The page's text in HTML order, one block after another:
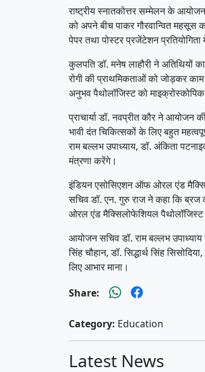
राष्ट्रीय स्नातकोत्तर सम्मेलन के
को अपने बीच पाकर गौरवान्वित महसूस
पेपर तथा पोस्टर प्रजेंटेशन
कुलपति डॉ. मनेष लाहौरी ने अतिथियों
रोगी की प्राथमिकताओं को जोड़कर
अनुभव पैथोलॉजिस्ट को
प्राचार्या डॉ. नवप्रीत कौर ने
भावी दंत चिकित्सकों के लिए बहुत
राम बल्लभ उपाध्याय, डॉ. अंकिता
मंत्रणा करेंगे।
इंडियन एसोसिएशन ऑफ ओरल एंड
सचिव डॉ. एन. गुरु राज ने कहा कि ब्रज
ओरल एंड मैक्सिलोफेशियल पैथोलॉजिस्ट
आयोजन सचिव डॉ. राम बल्लभ
सिंह चौहान, डॉ. सिद्धार्थ सिंह
लिए आभार माना।
Share:
Category: Education
Latest News